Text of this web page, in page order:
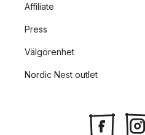
Affiliate
Press
Välgörenhet
Nordic Nest outlet